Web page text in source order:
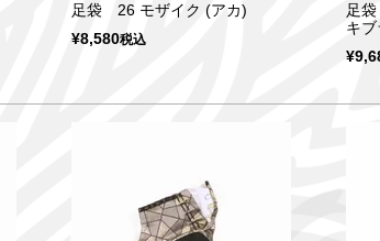
足袋 26 モザイク (アカ)
¥8,580税込
足
キ
¥